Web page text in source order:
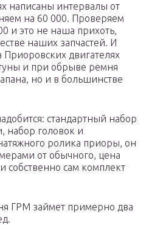
написаны интервалы от
на 60 000. Проверяем
и это не наша прихоть,
наших запчастей. И
двигателях
и при обрыве ремня
но и в большинстве
стандартный набор
набор головок и
ролика приоры, он
от обычного, цена
собственно сам комплект
ГРМ займет примерно два